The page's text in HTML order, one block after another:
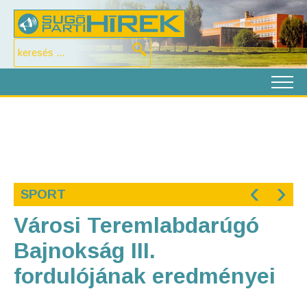
SPORT ‹ ›
Városi Teremlabdarúgó
Bajnokság III.
fordulójának eredményei